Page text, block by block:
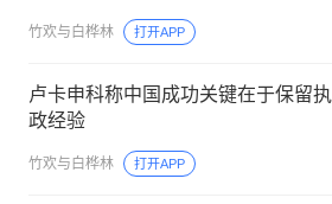
竹欢与白桦林 打开APP
卢卡申科称中国成功关键在于保留执
政经验
竹欢与白桦林 打开APP